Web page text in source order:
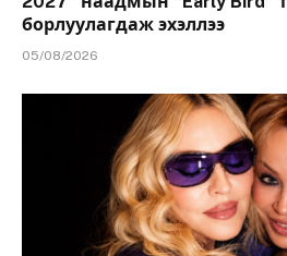
борлуулагдаж эхэллээ
05/08/2026